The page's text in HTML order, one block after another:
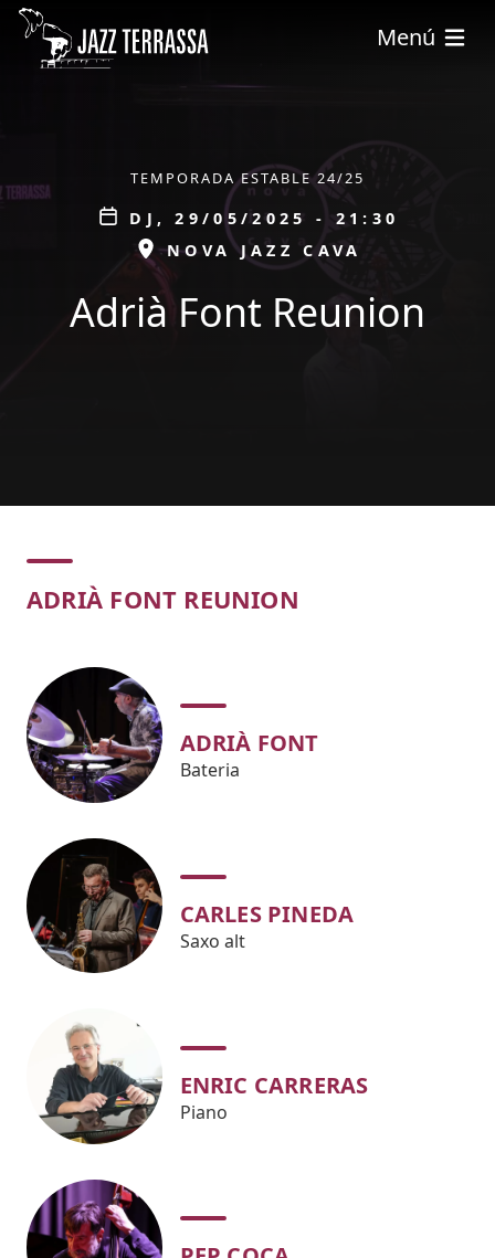
Vés al contingut
Menú
TEMPORADA ESTABLE 24/25
Data
DJ, 29/05/2025 - 21:30
ESPAI
NOVA JAZZ CAVA
Adrià Font Reunion
Concert
ADRIÀ FONT REUNION
ADRIÀ FONT
Bateria
CARLES PINEDA
Saxo alt
ENRIC CARRERAS
Piano